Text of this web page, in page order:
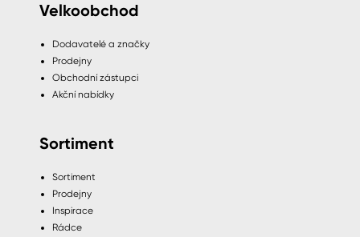
Velkoobchod
Dodavatelé a značky
Prodejny
Obchodní zástupci
Akční nabídky
Sortiment
Sortiment
Prodejny
Inspirace
Rádce